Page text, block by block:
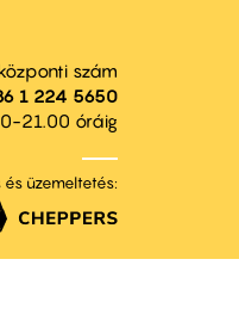
szám
1 224 5650
21.00 óráig
és üzemeltetés: